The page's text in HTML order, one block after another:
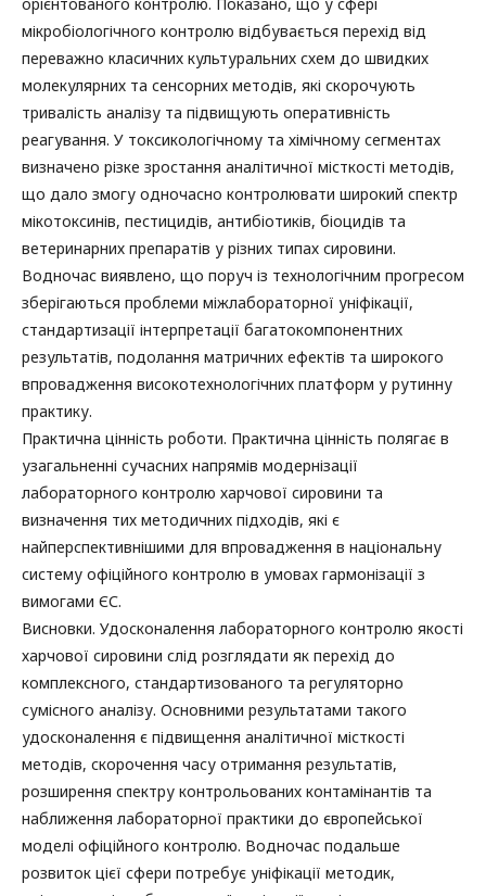
мікробіологічного контролю відбувається перехід від
переважно класичних культуральних схем до швидких
молекулярних та сенсорних методів, які скорочують
тривалість аналізу та підвищують оперативність
реагування. У токсикологічному та хімічному сегментах
визначено різке зростання аналітичної місткості методів,
що дало змогу одночасно контролювати широкий спектр
мікотоксинів, пестицидів, антибіотиків, біоцидів та
ветеринарних препаратів у різних типах сировини.
Водночас виявлено, що поруч із технологічним прогресом
зберігаються проблеми міжлабораторної уніфікації,
стандартизації інтерпретації багатокомпонентних
результатів, подолання матричних ефектів та широкого
впровадження високотехнологічних платформ у рутинну
практику.
Практична цінність роботи. Практична цінність полягає в
узагальненні сучасних напрямів модернізації
лабораторного контролю харчової сировини та
визначення тих методичних підходів, які є
найперспективнішими для впровадження в національну
систему офіційного контролю в умовах гармонізації з
вимогами ЄС.
Висновки. Удосконалення лабораторного контролю якості
харчової сировини слід розглядати як перехід до
комплексного, стандартизованого та регуляторно
сумісного аналізу. Основними результатами такого
удосконалення є підвищення аналітичної місткості
методів, скорочення часу отримання результатів,
розширення спектру контрольованих контамінантів та
наближення лабораторної практики до європейської
моделі офіційного контролю. Водночас подальше
розвиток цієї сфери потребує уніфікації методик,